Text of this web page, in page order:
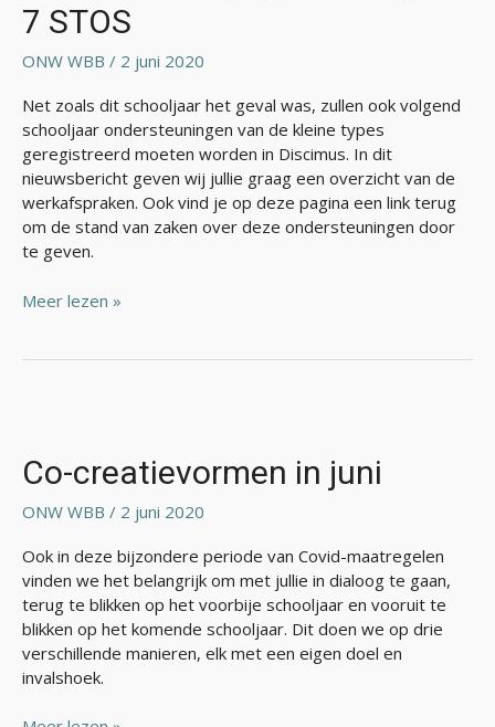
7 STOS
ONW WBB / 2 juni 2020
Net zoals dit schooljaar het geval was, zullen ook volgend
schooljaar ondersteuningen van de kleine types
geregistreerd moeten worden in Discimus. In dit
nieuwsbericht geven wij jullie graag een overzicht van de
werkafspraken. Ook vind je op deze pagina een link terug
om de stand van zaken over deze ondersteuningen door
te geven.
Meer lezen »
Co-creatievormen in juni
ONW WBB / 2 juni 2020
Ook in deze bijzondere periode van Covid-maatregelen
vinden we het belangrijk om met jullie in dialoog te gaan,
terug te blikken op het voorbije schooljaar en vooruit te
blikken op het komende schooljaar. Dit doen we op drie
verschillende manieren, elk met een eigen doel en
invalshoek.
in
juni